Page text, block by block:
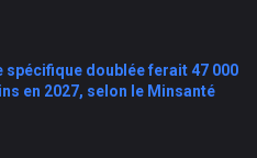
spécifique doublée ferait 47 000
en 2027, selon le Minsanté